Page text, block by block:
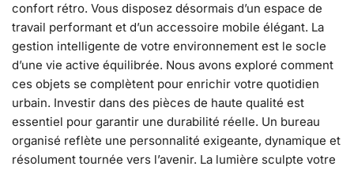
confort rétro. Vous disposez désormais d’un espace de
travail performant et d’un accessoire mobile élégant. La
gestion intelligente de votre environnement est le socle
d’une vie active équilibrée. Nous avons exploré comment
ces objets se complètent pour enrichir votre quotidien
urbain. Investir dans des pièces de haute qualité est
essentiel pour garantir une durabilité réelle. Un bureau
organisé reflète une personnalité exigeante, dynamique et
résolument tournée vers l’avenir. La lumière sculpte votre